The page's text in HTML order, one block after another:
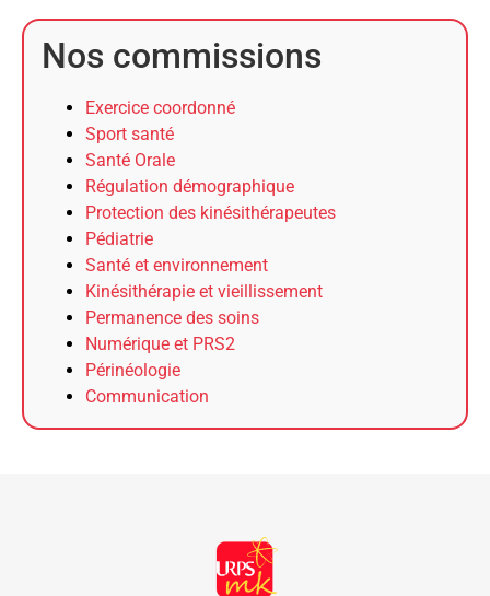
Nos commissions
Exercice coordonné
Sport santé
Santé Orale
Régulation démographique
Protection des kinésithérapeutes
Pédiatrie
Santé et environnement
Kinésithérapie et vieillissement
Permanence des soins
Numérique et PRS2
Périnéologie
Communication